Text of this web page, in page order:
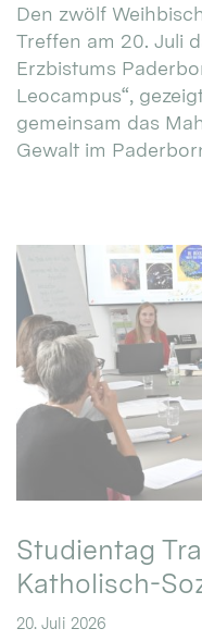
Den zwölf
Treffen am 20. Juli
Erzbistums
Leocampus“,
gemeinsam das
Gewalt im
Studientag
Katholisch-
20. Juli 2026